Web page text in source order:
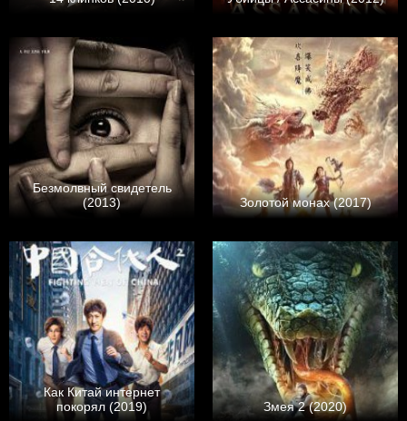
Безмолвный свидетель
(2013)
Золотой монах (2017)
Как Китай интернет
покорял (2019)
Змея 2 (2020)